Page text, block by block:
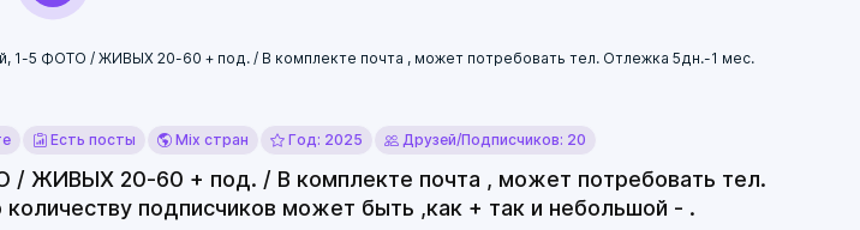
1-5 ФОТО / ЖИВЫХ 20-60 + под. / В комплекте почта , может потребовать тел. Отлежка 5дн.-1 мес.
Есть посты Mix стран Год: 2025 Друзей/Подписчиков: 20
/ ЖИВЫХ 20-60 + под. / В комплекте почта , может потребовать тел.
подписчиков может быть ,как + так и небольшой - .